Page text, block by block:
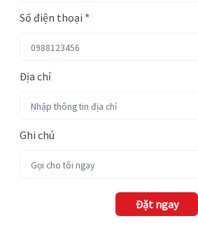
Số điện thoại *
Địa chỉ
Ghi chú
Đặt ngay